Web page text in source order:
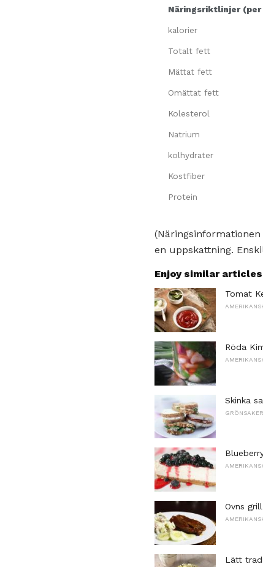
Näringsriktlinjer
kalorier
Totalt fett
Mättat fett
Omättat fett
Kolesterol
Natrium
kolhydrater
Kostfiber
Protein
en uppskattning.
Enjoy similar articles
Tomat
Röda
Skinka
Ovns
Lätt